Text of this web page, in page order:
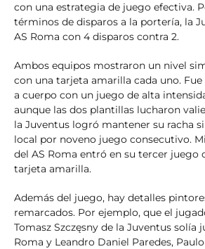
con una estrategia de juego efectiva.
términos de disparos a la portería, la
AS Roma con 4 disparos contra 2.
Ambos equipos mostraron un nivel
con una tarjeta amarilla cada uno.
a cuerpo con un juego de alta
aunque las dos plantillas lucharon
la Juventus logró mantener su racha
local por noveno juego consecutivo.
del AS Roma entró en su tercer juego
tarjeta amarilla.
Además del juego, hay detalles
remarcados. Por ejemplo, que el
Tomasz Szczęsny de la Juventus solía
Roma y Leandro Daniel Paredes,